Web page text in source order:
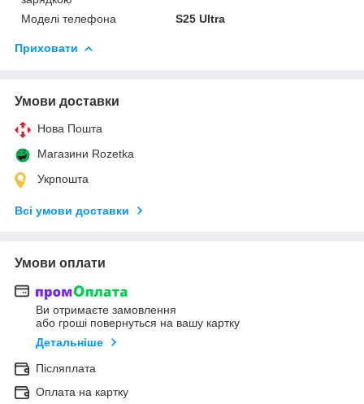
Моделі телефона
S25 Ultra
Приховати
Умови доставки
Нова Пошта
Магазини Rozetka
Укрпошта
Всі умови доставки
Умови оплати
Ви отримаєте замовлення
або гроші повернуться на вашу картку
Детальніше
Післяплата
Оплата на картку